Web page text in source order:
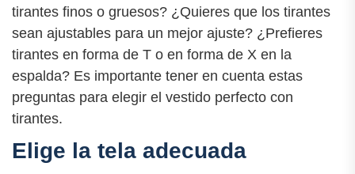
tirantes finos o gruesos? ¿Quieres que los tirantes
sean ajustables para un mejor ajuste? ¿Prefieres
tirantes en forma de T o en forma de X en la
espalda? Es importante tener en cuenta estas
preguntas para elegir el vestido perfecto con
tirantes.
Elige la tela adecuada